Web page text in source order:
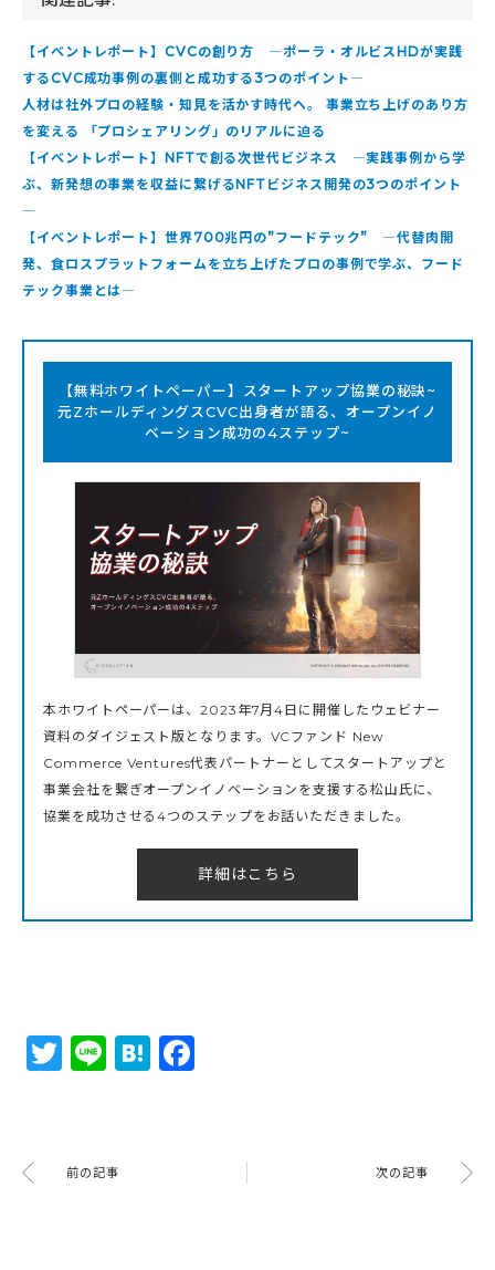
【イベントレポート】CVCの創り方 ―ポーラ・オルビスHDが実践
するCVC成功事例の裏側と成功する3つのポイント―
人材は社外プロの経験・知見を活かす時代へ。 事業立ち上げのあり方
を変える 「プロシェアリング」のリアルに迫る
【イベントレポート】NFTで創る次世代ビジネス ―実践事例から学
ぶ、新発想の事業を収益に繋げるNFTビジネス開発の3つのポイント
―
【イベントレポート】世界700兆円の”フードテック” ―代替肉開
発、食ロスプラットフォームを立ち上げたプロの事例で学ぶ、フード
テック事業とは―
【無料ホワイトペーパー】スタートアップ協業の秘訣~
元ZホールディングスCVC出身者が語る、オープンイノ
ベーション成功の4ステップ~
本ホワイトペーパーは、2023年7月4日に開催したウェビナー
資料のダイジェスト版となります。VCファンド New
Commerce Ventures代表パートナーとしてスタートアップと
事業会社を繋ぎオープンイノベーションを支援する松山氏に、
協業を成功させる4つのステップをお話いただきました。
詳細はこちら
Twitter
LineHatena
前の記事 次の記事